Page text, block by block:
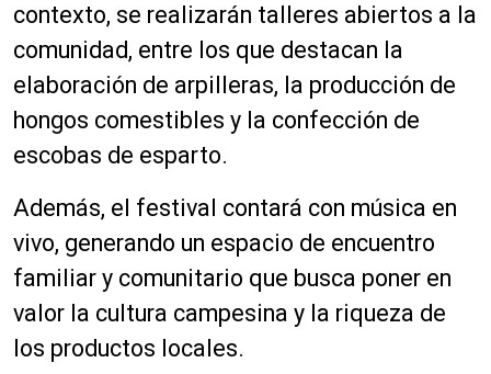
contexto, se realizarán talleres abiertos a la
comunidad, entre los que destacan la
elaboración de arpilleras, la producción de
hongos comestibles y la confección de
escobas de esparto.
Además, el festival contará con música en
vivo, generando un espacio de encuentro
familiar y comunitario que busca poner en
valor la cultura campesina y la riqueza de
los productos locales.